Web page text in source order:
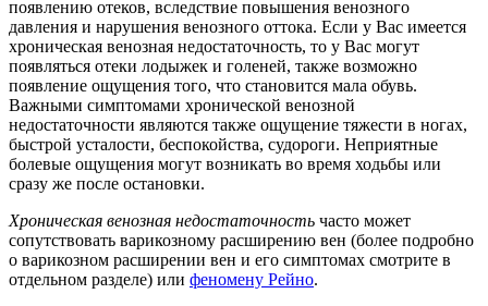
появлению отеков, вследствие повышения венозного
давления и нарушения венозного оттока. Если у Вас имеется
хроническая венозная недостаточность, то у Вас могут
появляться отеки лодыжек и голеней, также возможно
появление ощущения того, что становится мала обувь.
Важными симптомами хронической венозной
недостаточности являются также ощущение тяжести в ногах,
быстрой усталости, беспокойства, судороги. Неприятные
болевые ощущения могут возникать во время ходьбы или
сразу же после остановки.
Хроническая венозная недостаточность часто может
сопутствовать варикозному расширению вен (более подробно
о варикозном расширении вен и его симптомах смотрите в
отдельном разделе) или феномену Рейно.